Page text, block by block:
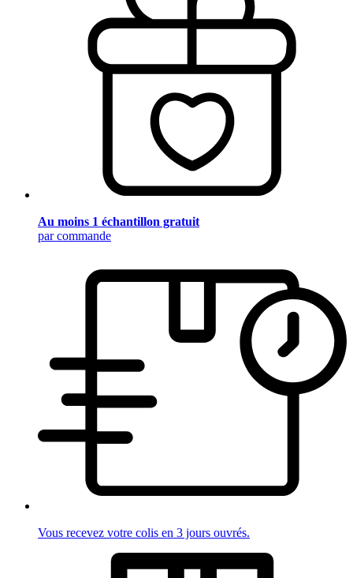
Au moins 1 échantillon gratuit
par commande
Vous recevez votre colis en 3 jours ouvrés.